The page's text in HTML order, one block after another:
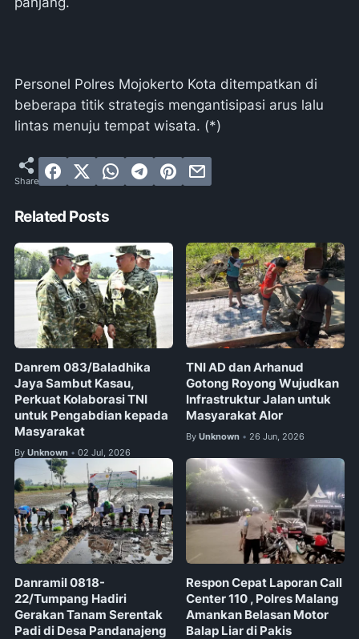
Personel Polres Mojokerto Kota ditempatkan di
beberapa titik strategis mengantisipasi arus lalu
lintas menuju tempat wisata. (*)
Related Posts
Danrem 083/Baladhika
Jaya Sambut Kasau,
Perkuat Kolaborasi TNI
untuk Pengabdian kepada
Masyarakat
By Unknown • 02 Jul, 2026
TNI AD dan Arhanud
Gotong Royong Wujudkan
Infrastruktur Jalan untuk
Masyarakat Alor
By Unknown • 26 Jun, 2026
Danramil 0818-
22/Tumpang Hadiri
Gerakan Tanam Serentak
Padi di Desa Pandanajeng
Respon Cepat Laporan Call
Center 110 , Polres Malang
Amankan Belasan Motor
Balap Liar di Pakis